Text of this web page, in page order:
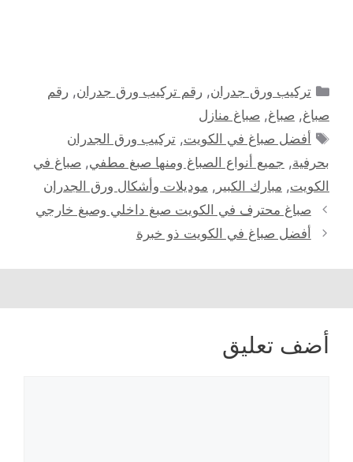
التصنيفات
تركيب ورق جدران,رقم تركيب ورق جدران,رقم
صباغ, صباغ, صباغ منازل
الوسوم
أفضل صباغ في الكويت,تركيب ورق الجدران
بحرفية, جميع أنواع الصباغ ومنها صبغ مطفي, صباغ في
الكويت, مبارك الكبير , موديلات وأشكال ورق الجدران
صباغ محترف في الكويت صبغ داخلي وصبغ خارجي
أفضل صباغ في الكويت ذو خبرة
أضف تعليق